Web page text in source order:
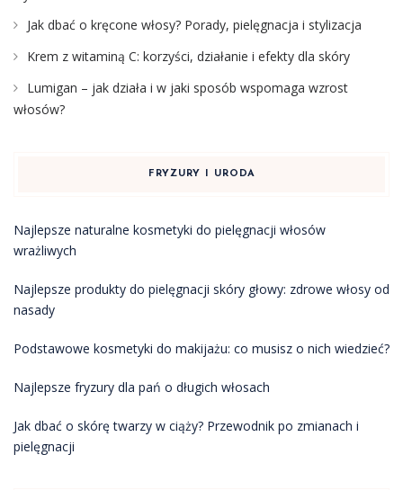
Jak dbać o kręcone włosy? Porady, pielęgnacja i stylizacja
Krem z witaminą C: korzyści, działanie i efekty dla skóry
Lumigan – jak działa i w jaki sposób wspomaga wzrost
włosów?
FRYZURY I URODA
Najlepsze naturalne kosmetyki do pielęgnacji włosów
wrażliwych
Najlepsze produkty do pielęgnacji skóry głowy: zdrowe włosy od
nasady
Podstawowe kosmetyki do makijażu: co musisz o nich wiedzieć?
Najlepsze fryzury dla pań o długich włosach
Jak dbać o skórę twarzy w ciąży? Przewodnik po zmianach i
pielęgnacji